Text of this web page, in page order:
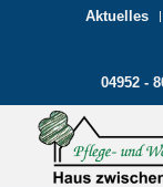
Aktuelles
04952 -